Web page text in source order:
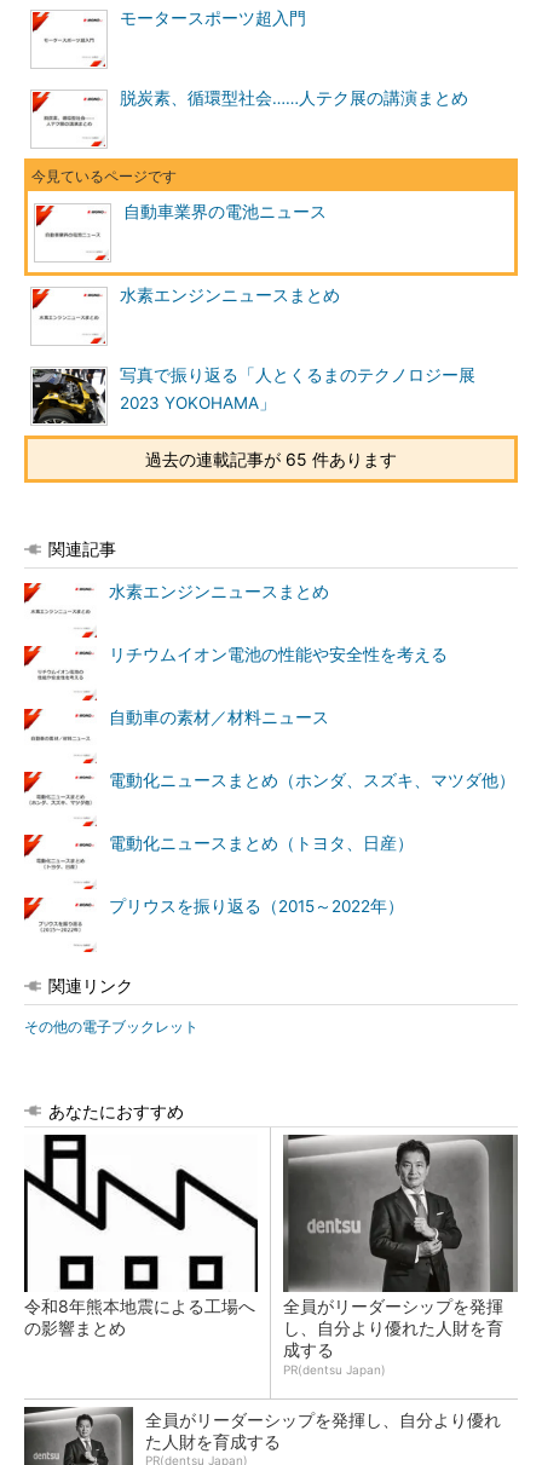
モータースポーツ超入門
脱炭素、循環型社会……人テク展の講演まとめ
自動車業界の電池ニュース
水素エンジンニュースまとめ
写真で振り返る「人とくるまのテクノロジー展
2023 YOKOHAMA」
過去の連載記事が 65 件あります
関連記事
水素エンジンニュースまとめ
リチウムイオン電池の性能や安全性を考える
自動車の素材／材料ニュース
電動化ニュースまとめ（ホンダ、スズキ、マツダ他）
電動化ニュースまとめ（トヨタ、日産）
プリウスを振り返る（2015～2022年）
関連リンク
その他の電子ブックレット
あなたにおすすめ
令和8年熊本地震による工場へ
の影響まとめ
全員がリーダーシップを発揮
し、自分より優れた人財を育
成する
PR(dentsu Japan)
全員がリーダーシップを発揮し、自分より優れ
た人財を育成する
PR(dentsu Japan)